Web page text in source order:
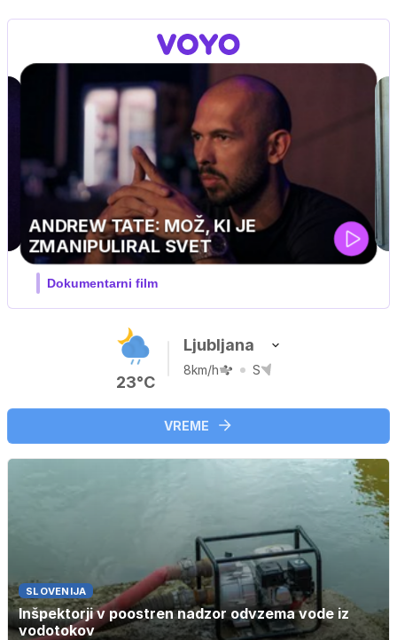
MOJ PRIJATELJ PINGVIN
Film meseca / družinski, pustolovski
23°C
Ljubljana
8km/h S
VREME
SLOVENIJA
Inšpektorji v poostren nadzor odvzema vode iz
vodotokov